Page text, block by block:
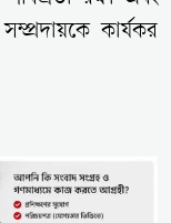
কার্যকর